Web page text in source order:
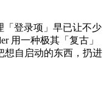
「登录项」早已让不少
用一种极其「复古」
自启动的东西，扔进